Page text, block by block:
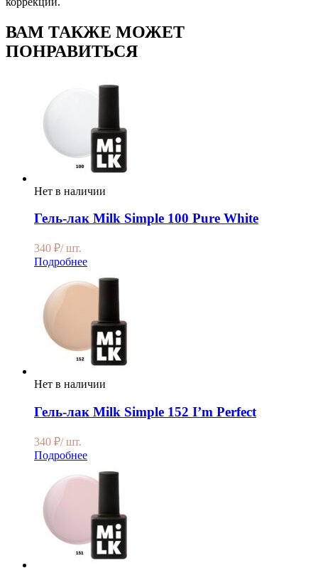
ВАМ ТАКЖЕ МОЖЕТ
ПОНРАВИТЬСЯ
Нет в наличии
Гель-лак Milk Simple 100 Pure White
340 ₽/ шт.
Подробнее
Нет в наличии
Гель-лак Milk Simple 152 I’m Perfect
340 ₽/ шт.
Подробнее